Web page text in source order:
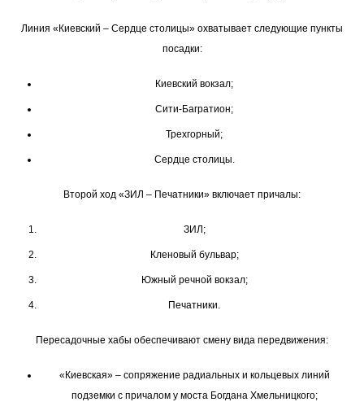
Линия «Киевский – Сердце столицы» охватывает следующие пункты
посадки:
Киевский вокзал;
Сити-Багратион;
Трехгорный;
Сердце столицы.
Второй ход «ЗИЛ – Печатники» включает причалы:
ЗИЛ;
Кленовый бульвар;
Южный речной вокзал;
Печатники.
Пересадочные хабы обеспечивают смену вида передвижения:
«Киевская» – сопряжение радиальных и кольцевых линий
подземки с причалом у моста Богдана Хмельницкого;